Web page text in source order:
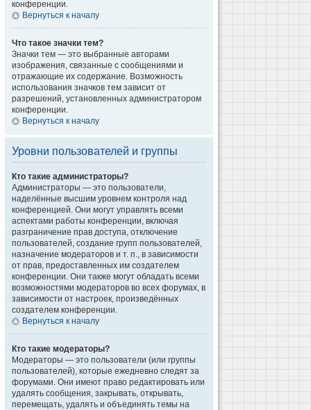
конференции.
Вернуться к началу
Что такое значки тем?
Значки тем — это выбранные авторами
изображения, связанные с сообщениями и
отражающие их содержание. Возможность
использования значков тем зависит от
разрешений, установленных администратором
конференции.
Вернуться к началу
Уровни пользователей и группы
Кто такие администраторы?
Администраторы — это пользователи,
наделённые высшим уровнем контроля над
конференцией. Они могут управлять всеми
аспектами работы конференции, включая
разграничение прав доступа, отключение
пользователей, создание групп пользователей,
назначение модераторов и т. п., в зависимости
от прав, предоставленных им создателем
конференции. Они также могут обладать всеми
возможностями модераторов во всех форумах, в
зависимости от настроек, произведённых
создателем конференции.
Вернуться к началу
Кто такие модераторы?
Модераторы — это пользователи (или группы
пользователей), которые ежедневно следят за
форумами. Они имеют право редактировать или
удалять сообщения, закрывать, открывать,
перемещать, удалять и объединять темы на